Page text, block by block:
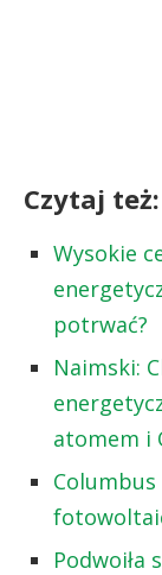
Czytaj też:
Wysokie
potrwać?
Naimski:
atomem i
Podwoiła